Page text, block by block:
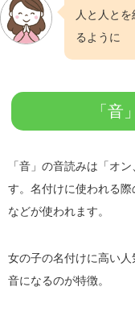
人と人と
るように
「音
「音」の音読みは「オ
す。名付けに使われる際
などが使われます。
女の子の名付けに高い
音になるのが特徴。